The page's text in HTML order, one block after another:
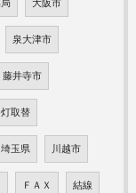
大阪市
泉大津市
藤井寺市
取替
埼玉県 川越市
ＦＡＸ 結線